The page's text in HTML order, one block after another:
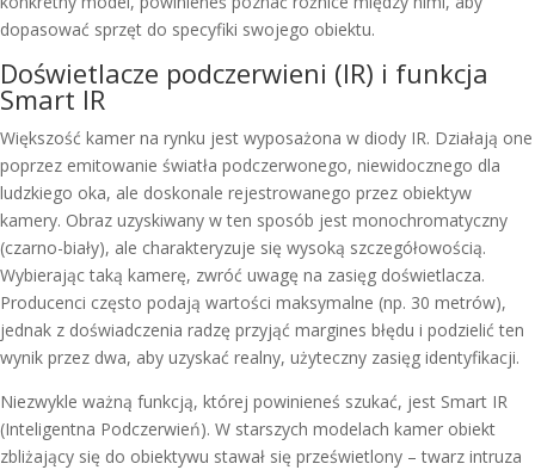
dopasować sprzęt do specyfiki swojego obiektu.
Doświetlacze podczerwieni (IR) i funkcja
Smart IR
Większość kamer na rynku jest wyposażona w diody IR. Działają one
poprzez emitowanie światła podczerwonego, niewidocznego dla
ludzkiego oka, ale doskonale rejestrowanego przez obiektyw
kamery. Obraz uzyskiwany w ten sposób jest monochromatyczny
(czarno-biały), ale charakteryzuje się wysoką szczegółowością.
Wybierając taką kamerę, zwróć uwagę na zasięg doświetlacza.
Producenci często podają wartości maksymalne (np. 30 metrów),
jednak z doświadczenia radzę przyjąć margines błędu i podzielić ten
wynik przez dwa, aby uzyskać realny, użyteczny zasięg identyfikacji.
Niezwykle ważną funkcją, której powinieneś szukać, jest Smart IR
(Inteligentna Podczerwień). W starszych modelach kamer obiekt
zbliżający się do obiektywu stawał się prześwietlony – twarz intruza